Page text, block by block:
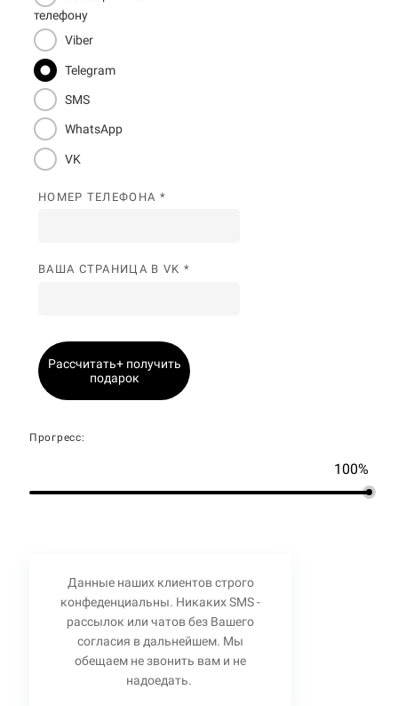
телефону
Viber
Telegram
SMS
WhatsApp
VK
НОМЕР ТЕЛЕФОНА *
ВАША СТРАНИЦА В VK *
Рассчитать+ получить
подарок
Прогресс:
100%
Данные наших клиентов строго
конфеденциальны. Никаких SMS -
рассылок или чатов без Вашего
согласия в дальнейшем. Мы
обещаем не звонить вам и не
надоедать.